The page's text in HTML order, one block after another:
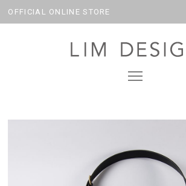
OFFICIAL ONLINE STORE